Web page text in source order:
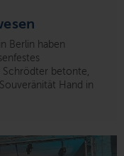
Berlin haben
Schrödter betonte,
Hand in